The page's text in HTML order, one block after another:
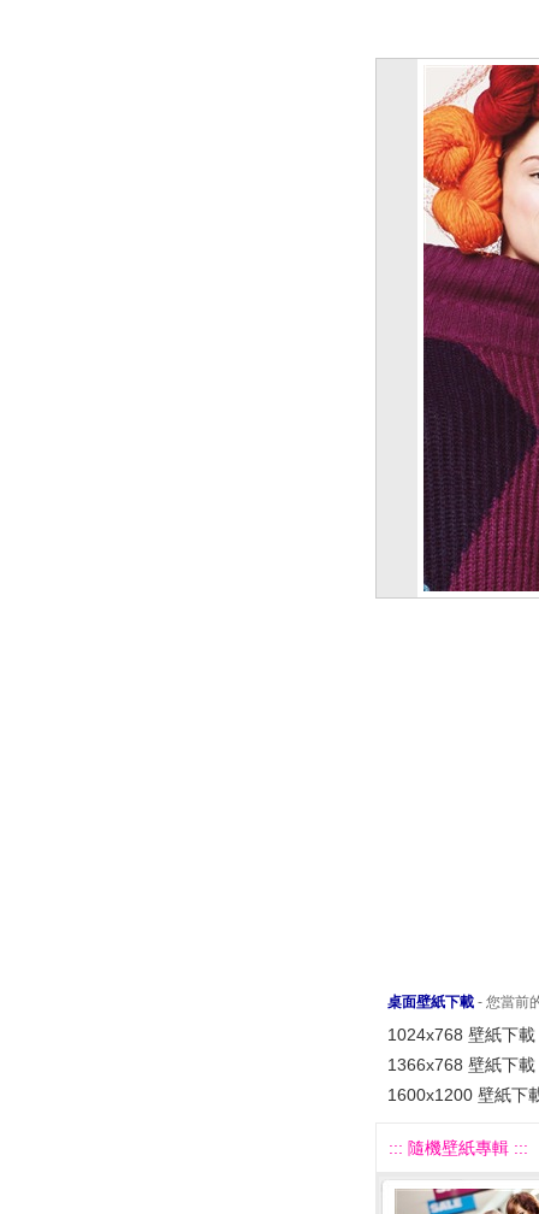
桌面壁紙下載 - 您當前
1024x768 壁紙下載
1366x768 壁紙下載
1600x1200 壁紙下
::: 隨機壁紙專輯 :::